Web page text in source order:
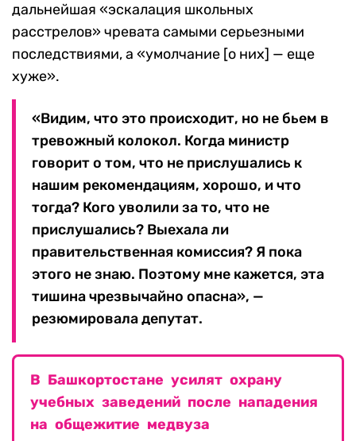
дальнейшая «эскалация школьных
расстрелов» чревата самыми серьезными
последствиями, а «умолчание [о них] — еще
хуже».
«Видим, что это происходит, но не бьем в
тревожный колокол. Когда министр
говорит о том, что не прислушались к
нашим рекомендациям, хорошо, и что
тогда? Кого уволили за то, что не
прислушались? Выехала ли
правительственная комиссия? Я пока
этого не знаю. Поэтому мне кажется, эта
тишина чрезвычайно опасна», —
резюмировала депутат.
В Башкортостане усилят охрану
учебных заведений после нападения
на общежитие медвуза